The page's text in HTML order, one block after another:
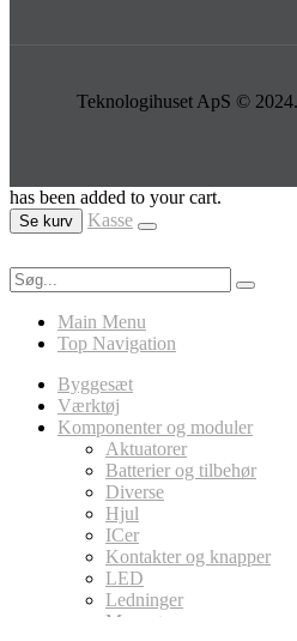
Teknologihuset ApS ©
has been added to your cart.
Se kurv Kasse
Main Menu
Top Navigation
Byggesæt
Værktøj
Komponenter og moduler
Aktuatorer
Batterier og tilbehør
Diverse
Hjul
ICer
Kontakter og knapper
LED
Ledninger
Magneter